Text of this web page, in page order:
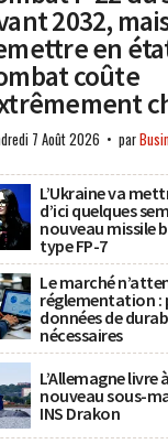
2032,
en
coûte
7 Août 2026 par
L’Ukraine va
d’ici quelques
nouveau missile
type FP-7
Le marché
réglementation :
données de
nécessaires
L’Allemagne livre
nouveau sous-
INS Drakon